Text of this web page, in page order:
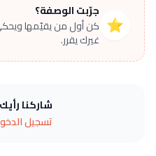
⭐
جرّبت الوصفة؟
كن أول من يقيّمها
غيرك يقرر.
شاركنا
تسجيل